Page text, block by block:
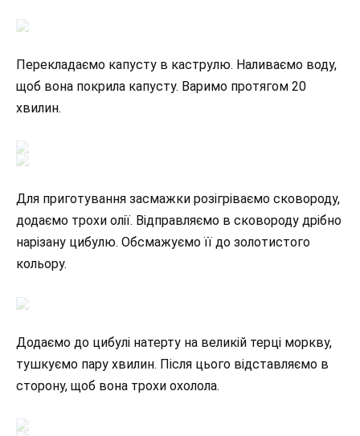
Перекладаємо капусту в каструлю. Наливаємо воду,
щоб вона покрила капусту. Варимо протягом 20
хвилин.
Для приготування засмажки розігріваємо сковороду,
додаємо трохи олії. Відправляємо в сковороду дрібно
нарізану цибулю. Обсмажуємо її до золотистого
кольору.
Додаємо до цибулі натерту на великій терці моркву,
тушкуємо пару хвилин. Після цього відставляємо в
сторону, щоб вона трохи охолола.